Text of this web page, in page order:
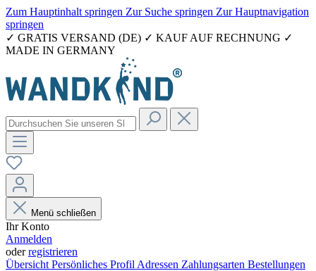
Zum Hauptinhalt springen Zur Suche springen Zur Hauptnavigation
springen
✓ GRATIS VERSAND (DE) ✓ KAUF AUF RECHNUNG ✓
MADE IN GERMANY
Menü schließen
Ihr Konto
Anmelden
oderregistrieren
Übersicht Persönliches Profil Adressen Zahlungsarten Bestellungen